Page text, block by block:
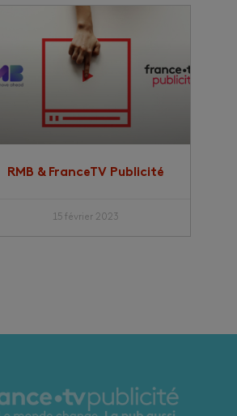
RMB & FranceTV Publicité
15 février 2023